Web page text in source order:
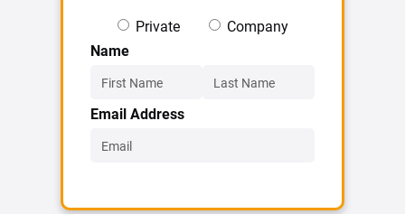
Private
Company
Name
Email Address